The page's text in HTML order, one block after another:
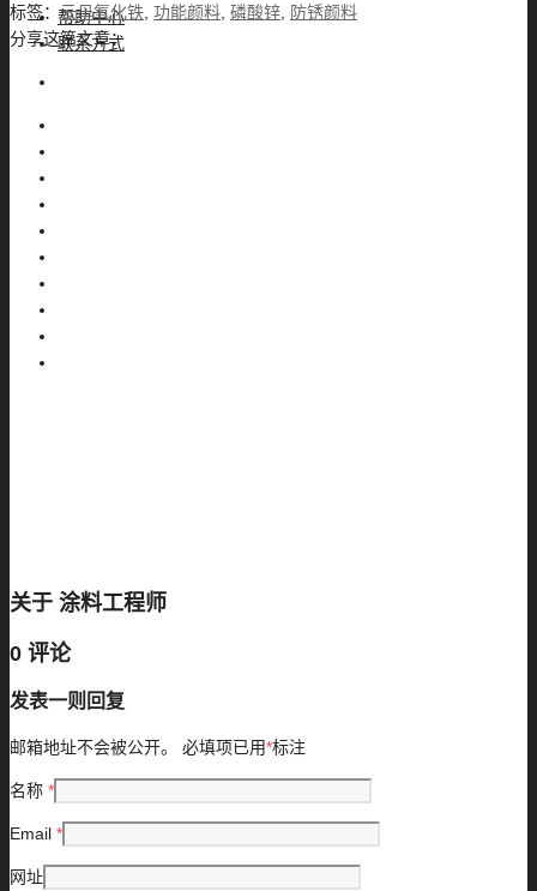
帮助中心
联系方式
标签：云母氧化铁 功能颜料 磷酸锌
防锈颜料
分享这篇文章：
关于 涂料工程师
0 评论
发表一则回复
邮箱地址不会被公开。 必填项已用*标注
名称 *
Email *
网址